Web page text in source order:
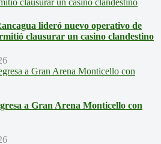
lideró nuevo operativo de
clausurar un casino clandestino
a Gran Arena Monticello con